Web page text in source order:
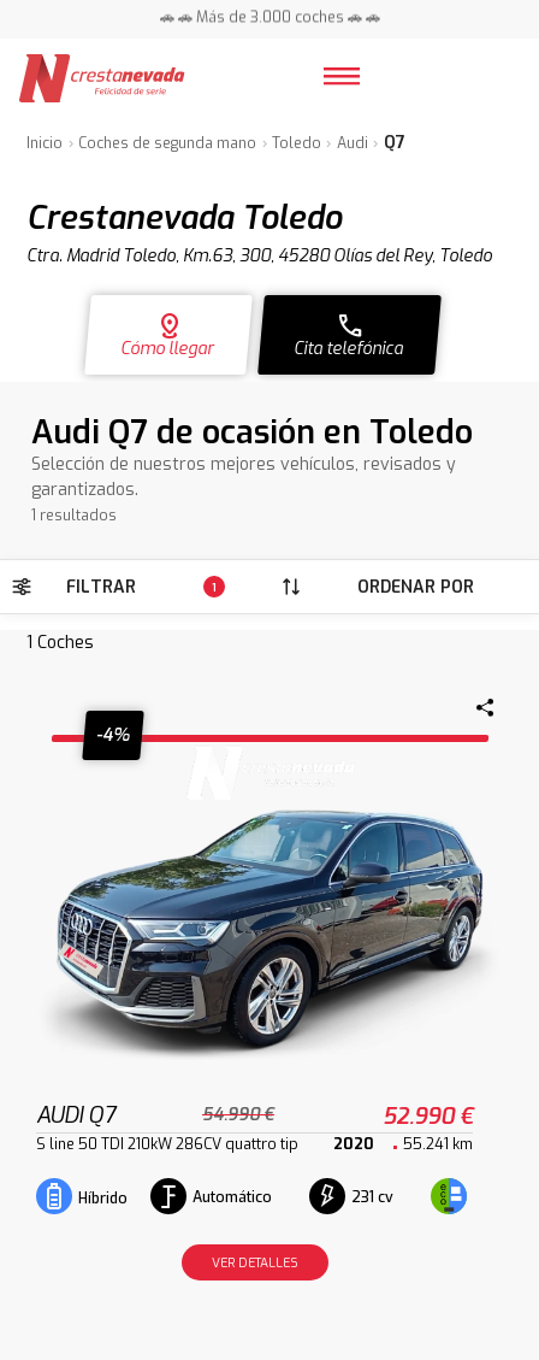
🚗 🚗 Más de 3.000 coches 🚗 🚗
Inicio Coches de segunda mano Toledo Audi Q7
Crestanevada Toledo
Ctra. Madrid Toledo, Km.63, 300, 45280 Olías del Rey, Toledo
distance
Cómo llegar
call
Cita telefónica
Audi Q7 de ocasión en Toledo
Selección de nuestros mejores vehículos, revisados y
garantizados.
1 resultados
FILTRAR 1 ORDENAR POR
1 Coches
-4%
AUDI Q7 54.990 € 52.990 €
S line 50 TDI 210kW 286CV quattro tip 2020 55.241 km
Híbrido Automático 231 cv
VER DETALLES